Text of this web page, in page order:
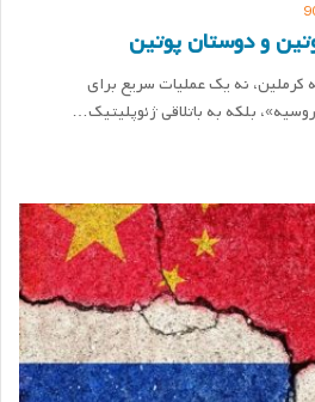
و دوستان پوتین
کرملین، نه یک عملیات سریع برای
بلکه به باتلاقی ژئوپلیتیک…